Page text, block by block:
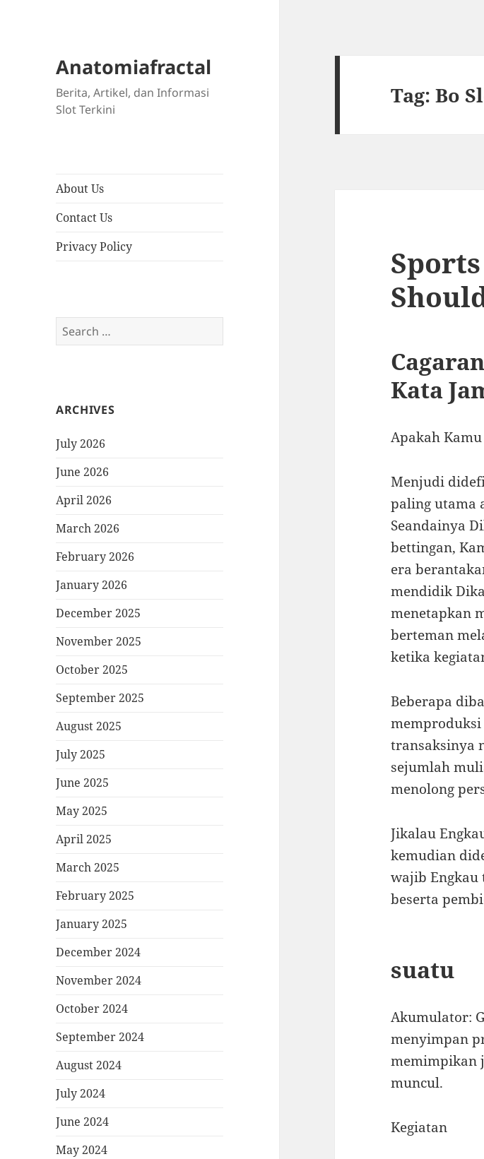
Anatomiafractal
Berita, Artikel, dan Informasi
Slot Terkini
About Us
Contact Us
Privacy Policy
Search
for:
ARCHIVES
July 2026
June 2026
April 2026
March 2026
February 2026
January 2026
December 2025
November 2025
October 2025
September 2025
August 2025
July 2025
June 2025
May 2025
April 2025
March 2025
February 2025
January 2025
December 2024
November 2024
October 2024
September 2024
August 2024
July 2024
June 2024
May 2024
Tag:Bo
Kata
Apakah
Menjudi
paling utama
Seandainya
bettingan,
era
mendidik
menetapkan
berteman
ketika
Beberapa
memproduksi
transaksinya
sejumlah
menolong
Jikalau
kemudian
wajib Engkau
beserta
suatu
Akumulator:
menyimpan
memimpikan
muncul.
Kegiatan